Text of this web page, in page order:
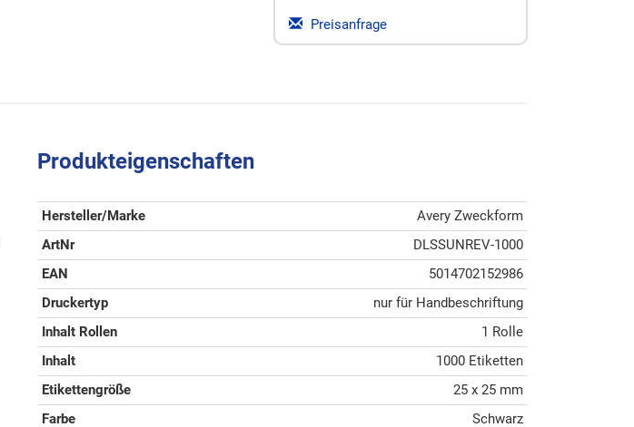
Preisanfrage
Produkteigenschaften
Hersteller/Marke
Avery Zweckform
ArtNr
DLSSUNREV-1000
EAN
5014702152986
Druckertyp
nur für Handbeschriftung
Inhalt Rollen
1 Rolle
Inhalt
1000 Etiketten
Etikettengröße
25 x 25 mm
Farbe
Schwarz